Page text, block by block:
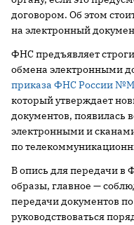
договором. Об этом
на электронный
ФНС предъявляет
обмена электронными
приказа ФНС России
который утверждает
документов, появилась
электронными и
по
В опись для передачи
образы, главное —
передачи документов
руководствоваться